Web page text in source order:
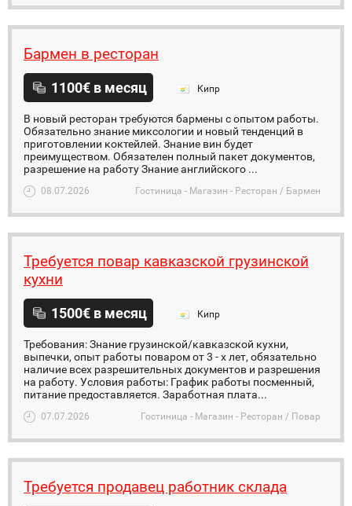
Бармен в ресторан
1100€ в месяц Кипр
В новый ресторан требуются бармены с опытом работы.
Обязательно знание миксологии и новый тенденций в
приготовлении коктейлей. Знание вин будет
преимуществом. Обязателен полный пакет документов,
разрешение на работу Знание английского ...
08.07.2026 Гостиница - Магазин - Ресторан / Бармен
Требуется повар кавказской грузинской
кухни
1500€ в месяц Кипр
Требования: Знание грузинской/кавказской кухни,
выпечки, опыт работы поваром от 3 - х лет, обязательно
наличие всех разрешительных документов и разрешения
на работу. Условия работы: График работы посменный,
питание предоставляется. Заработная плата...
07.07.2026 Гостиница - Магазин - Ресторан / Повар
Требуется продавец работник склада